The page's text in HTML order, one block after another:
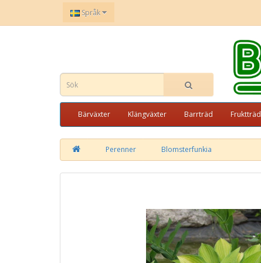
Språk
Bärväxter Klängväxter Barrträd Fruktträd
Perenner Blomsterfunkia